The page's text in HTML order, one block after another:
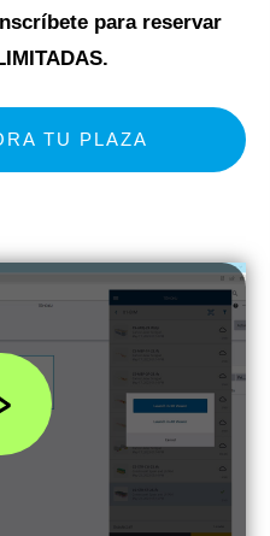
Inscríbete para reservar
TU PLAZA